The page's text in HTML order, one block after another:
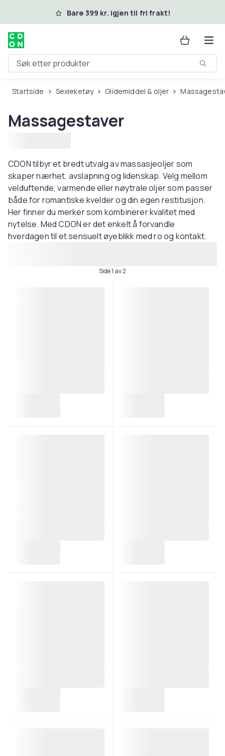
Hopp til hovedinnholdBare 399 kr. igjen til fri frakt!
Søk etter produkter
Startside Sexleketøy Glidemiddel & oljer
Massagestaver
CDON tilbyr et bredt utvalg av massasjeoljer som
skaper nærhet, avslapning og lidenskap. Velg mellom
velduftende, varmende eller nøytrale oljer som passer
både for romantiske kvelder og din egen restitusjon.
Her finner du merker som kombinerer kvalitet med
nytelse. Med CDON er det enkelt å forvandle
hverdagen til et sensuelt øyeblikk med ro og kontakt.
Side 1 av 2